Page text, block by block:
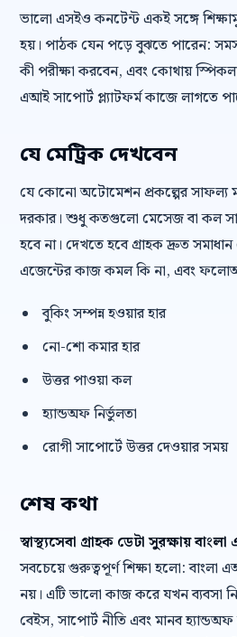
ভালো এসইও কনটেন্ট একই সঙ্গে
হয়। পাঠক যেন পড়ে বুঝতে পারেন:
কী পরীক্ষা করবেন, এবং কোথায়
এআই সাপোর্ট প্ল্যাটফর্ম কাজে লাগতে
যে মেট্রিক দেখবেন
যে কোনো অটোমেশন প্রকল্পের সাফল্য
দরকার। শুধু কতগুলো মেসেজ বা কল
হবে না। দেখতে হবে গ্রাহক দ্রুত
এজেন্টের কাজ কমল কি না, এবং
বুকিং সম্পন্ন হওয়ার হার
নো-শো কমার হার
উত্তর পাওয়া কল
হ্যান্ডঅফ নির্ভুলতা
রোগী সাপোর্টে উত্তর দেওয়ার সময়
শেষ কথা
স্বাস্থ্যসেবা গ্রাহক ডেটা সুরক্ষায়
সবচেয়ে গুরুত্বপূর্ণ শিক্ষা হলো:
নয়। এটি ভালো কাজ করে যখন ব্যবসা
বেইস, সাপোর্ট নীতি এবং মানব